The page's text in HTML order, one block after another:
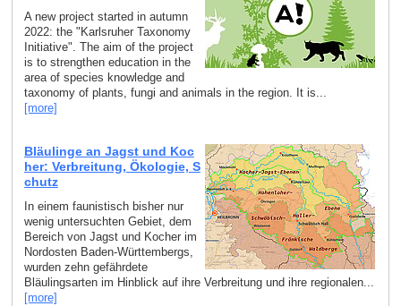
A new project started in autumn
2022: the "Karlsruher Taxonomy
Initiative". The aim of the project
is to strengthen education in the
area of species knowledge and
taxonomy of plants, fungi and animals in the region. It is...
[more]
Bläulinge an Jagst und Koc
her: Verbreitung, Ökologie, S
chutz
In einem faunistisch bisher nur
wenig untersuchten Gebiet, dem
Bereich von Jagst und Kocher im
Nordosten Baden-Württembergs,
wurden zehn gefährdete
Bläulingsarten im Hinblick auf ihre Verbreitung und ihre regionalen...
[more]